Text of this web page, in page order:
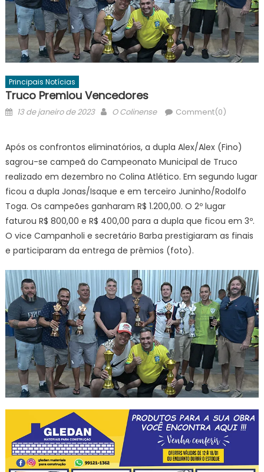
Principais Notícias
Truco Premiou Vencedores
Posted
13 de janeiro de 2023 Author
O Colinense Comment(0)
Após os confrontos eliminatórios, a dupla Alex/Alex (Fino)
sagrou-se campeã do Campeonato Municipal de Truco
realizado em dezembro no Colina Atlético. Em segundo lugar
ficou a dupla Jonas/Isaque e em terceiro Juninho/Rodolfo
Toga. Os campeões ganharam R$ 1.200,00. O 2º lugar
faturou R$ 800,00 e R$ 400,00 para a dupla que ficou em 3º.
O vice Campanholi e secretário Barba prestigiaram as finais
e participaram da entrega de prêmios (foto).